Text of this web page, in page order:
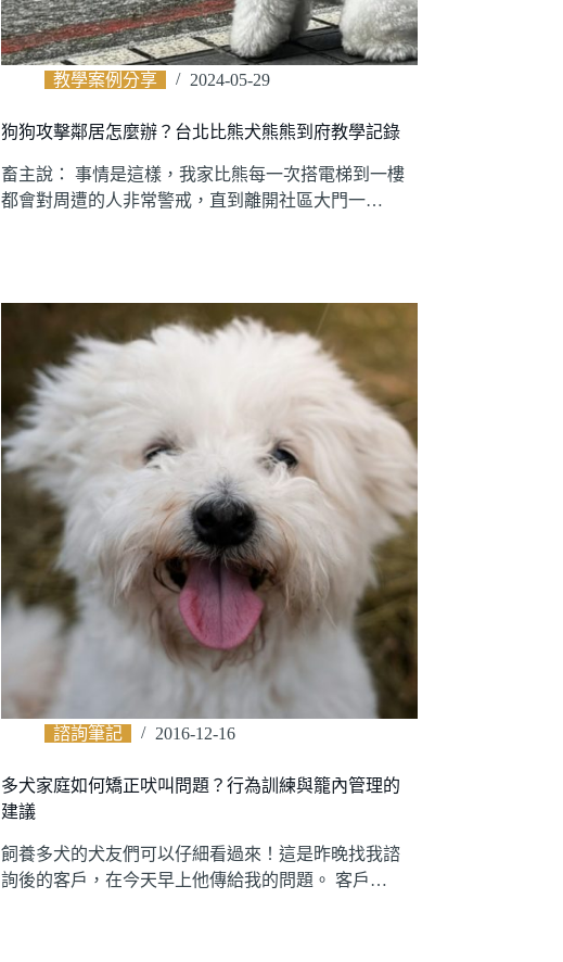
教學案例分享 2024-05-29
狗狗攻擊鄰居怎麼辦？台北比熊犬熊熊到府教學記錄
畜主說： 事情是這樣，我家比熊每一次搭電梯到一樓
都會對周遭的人非常警戒，直到離開社區大門一…
諮詢筆記 2016-12-16
多犬家庭如何矯正吠叫問題？行為訓練與籠內管理的
建議
飼養多犬的犬友們可以仔細看過來！這是昨晚找我諮
詢後的客戶，在今天早上他傳給我的問題。 客戶…